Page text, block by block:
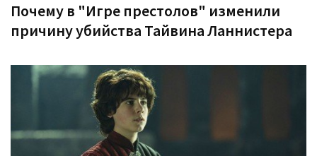
Почему в "Игре престолов" изменили
причину убийства Тайвина Ланнистера